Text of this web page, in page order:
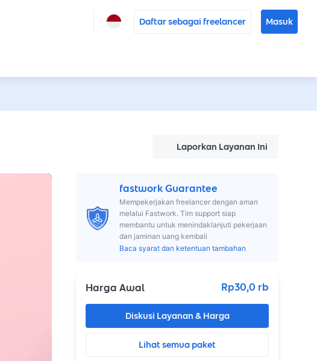
Daftar sebagai freelancer Masuk
Laporkan Layanan Ini
fastwork Guarantee
Mempekerjakan freelancer dengan aman
melalui Fastwork. Tim support siap
membantu untuk menindaklanjuti pekerjaan
dan jaminan uang kembali
Baca syarat dan ketentuan tambahan
Harga Awal Rp30,0 rb
Diskusi Layanan & Harga
Lihat semua paket